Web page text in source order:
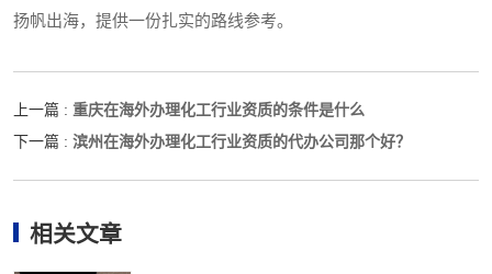
扬帆出海，提供一份扎实的路线参考。
上一篇 : 重庆在海外办理化工行业资质的条件是什么
下一篇 : 滨州在海外办理化工行业资质的代办公司那个好？
相关文章